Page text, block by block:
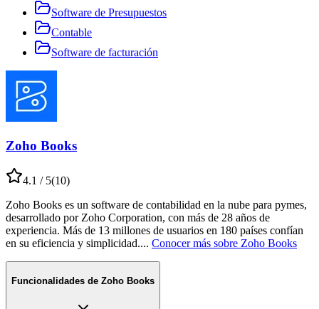
Software de Presupuestos
Contable
Software de facturación
Zoho Books
4.1 / 5(10)
Zoho Books es un software de contabilidad en la nube para pymes,
desarrollado por Zoho Corporation, con más de 28 años de
experiencia. Más de 13 millones de usuarios en 180 países confían
en su eficiencia y simplicidad.... Conocer más sobre Zoho Books
Funcionalidades de Zoho Books